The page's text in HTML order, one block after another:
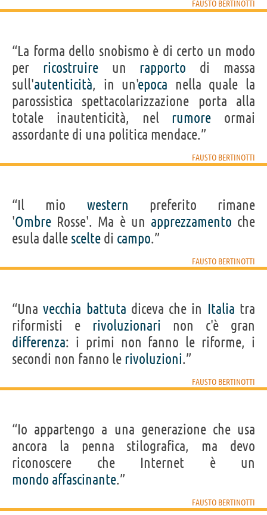
FAUSTO BERTINOTTI
“La forma dello snobismo è di certo un modo
per ricostruireun rapporto di massa
sull'autenticità, in un'epoca nella quale la
parossistica spettacolarizzazione porta alla
totale inautenticità, nel rumore ormai
assordante di una politica mendace.”
FAUSTO BERTINOTTI
“Il mio western preferito rimane
'Ombre Rosse'. Ma è un apprezzamento che
esula dalle scelte di campo.”
FAUSTO BERTINOTTI
“Unavecchia battuta diceva che in Italia tra
riformisti e rivoluzionari non c'è gran
differenza: i primi non fanno le riforme, i
secondi non fanno le rivoluzioni.”
FAUSTO BERTINOTTI
“Io appartengo a una generazione che usa
ancora la penna stilografica, ma devo
riconoscere che Internet è un
mondo affascinante.”
FAUSTO BERTINOTTI